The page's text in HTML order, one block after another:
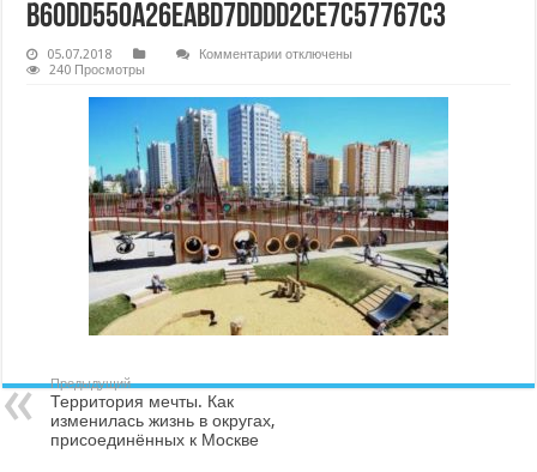
b60dd550a26eabd7dddd2ce7c57767c3
05.07.2018 Комментариикотключены
240 Просмотры
Предыдущий
Территория мечты. Как
изменилась жизнь в округах,
присоединённых к Москве